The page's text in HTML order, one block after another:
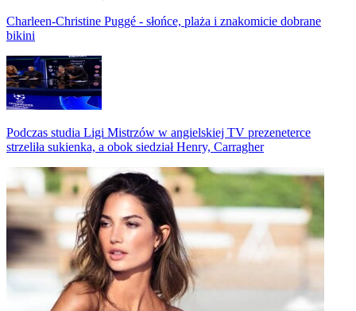
Charleen-Christine Puggé - słońce, plaża i znakomicie dobrane
bikini
Podczas studia Ligi Mistrzów w angielskiej TV prezeneterce
strzeliła sukienka, a obok siedział Henry, Carragher